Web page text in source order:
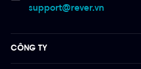
support@rever.vn
CÔNG TY